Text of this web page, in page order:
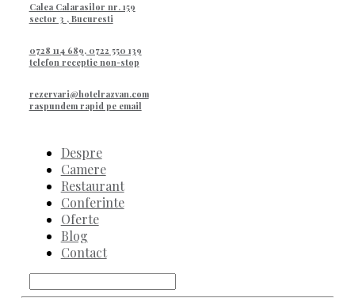
Calea Calarasilor nr. 159
sector 3 , Bucuresti
0728 114 689, 0722 550 139
telefon receptie non-stop
rezervari@hotelrazvan.com
raspundem rapid pe email
Despre
Camere
Restaurant
Conferinte
Oferte
Blog
Contact